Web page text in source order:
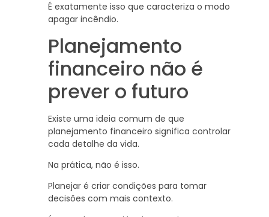
É exatamente isso que caracteriza o modo
apagar incêndio.
Planejamento
financeiro não é
prever o futuro
Existe uma ideia comum de que
planejamento financeiro significa controlar
cada detalhe da vida.
Na prática, não é isso.
Planejar é criar condições para tomar
decisões com mais contexto.